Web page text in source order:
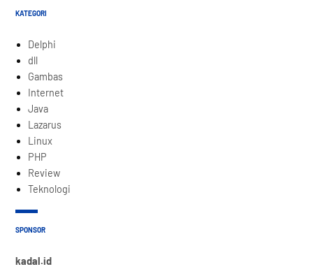
KATEGORI
Delphi
dll
Gambas
Internet
Java
Lazarus
Linux
PHP
Review
Teknologi
SPONSOR
kadal.id